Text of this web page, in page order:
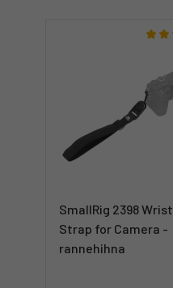
SmallRig 2398 Wrist
Strap for Camera -
rannehihna